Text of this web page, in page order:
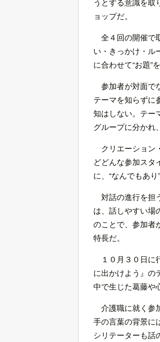
ョップだ。
全４回の開催で
い・きっかけ・ル
に合わせて“お題”
参加者が対面で
テーマを知らずに
知はしない。テー
グループに分かれ
クリエーション
どどんな参加スタ
に、“なんでもあ
対話の進行を担
は、話しやすい場
のことで、参加者
特長だ。
１０月３０日
に出かけよう』の
中で生じた葛藤や
介護職に就く参
手の言葉の背景に
シリテーターも話